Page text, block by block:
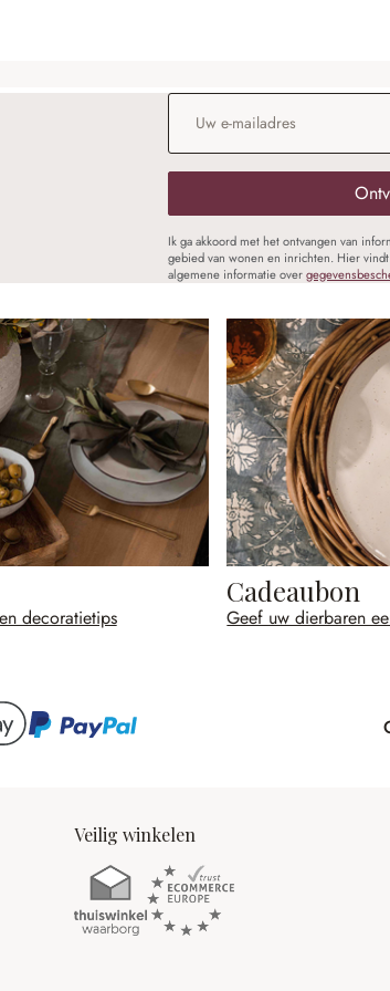
E-mailadres
Ik ga akkoord met het ontvangen van
gebied van wonen en inrichten. Hier
algemene informatie over
decoratietips
Cadeaubon
Geef uw dierbaren
Veilig winkelen